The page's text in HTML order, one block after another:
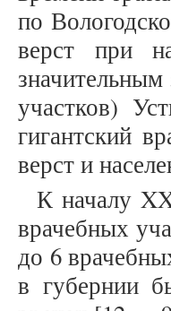
по
верст при
участков)
гигантский
верст и
К началу
врачебных
до 6
в губернии